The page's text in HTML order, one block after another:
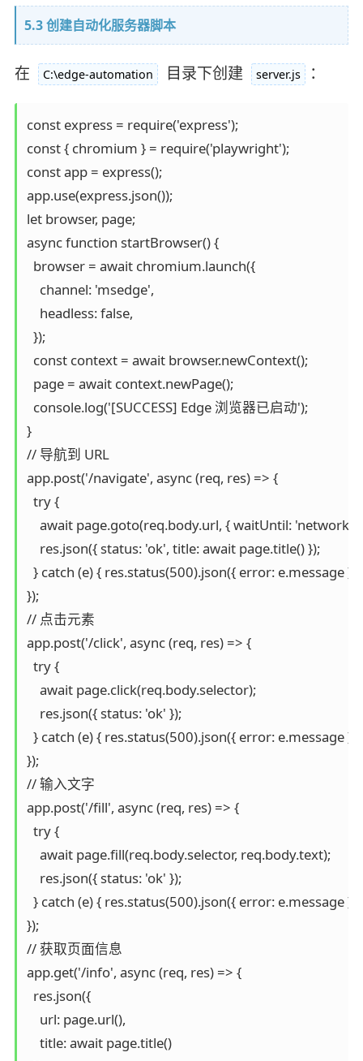
5.3 创建自动化服务器脚本
在 C:\edge-automation 目录下创建 server.js ：
const express = require('express');
const { chromium } = require('playwright');
const app = express();
app.use(express.json());
let browser, page;
async function startBrowser() {
  browser = await chromium.launch({
    channel: 'msedge',
    headless: false,
  });
  const context = await browser.newContext();
  page = await context.newPage();
  console.log('[SUCCESS] Edge 浏览器已启动');
}
// 导航到 URL
app.post('/navigate', async (req, res) => {
  try {
await page.goto(req.body.url, { waitUntil:
    res.json({ status: 'ok', title: await page.title() });
} catch (e) { res.status(500).json({ error: e.message });
});
// 点击元素
app.post('/click', async (req, res) => {
  try {
    await page.click(req.body.selector);
    res.json({ status: 'ok' });
} catch (e) { res.status(500).json({ error: e.message });
});
// 输入文字
app.post('/fill', async (req, res) => {
  try {
    await page.fill(req.body.selector, req.body.text);
    res.json({ status: 'ok' });
} catch (e) { res.status(500).json({ error: e.message });
});
// 获取页面信息
app.get('/info', async (req, res) => {
  res.json({
    url: page.url(),
    title: await page.title()